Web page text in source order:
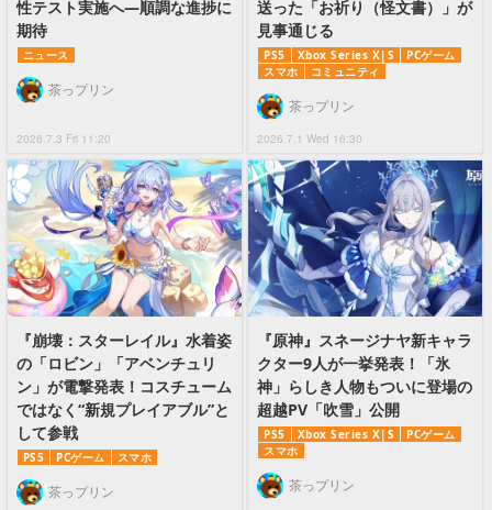
性テスト実施へ―順調な進捗に
期待
ニュース
2026.7.3 Fri 11:20
茶っプリン
送った「お祈り（怪文書）」が
見事通じる
PS5 Xbox Series X|S
PCゲーム
スマホ
コミュニティ
2026.7.1 Wed 16:30
茶っプリン
『崩壊：スターレイル』水着姿
の「ロビン」「アベンチュリ
ン」が電撃発表！コスチューム
ではなく“新規プレイアブル”と
して参戦
PS5 PCゲーム スマホ
茶っプリン
『原神』スネージナヤ新キャラ
クター9人が一挙発表！「氷
神」らしき人物もついに登場の
超越PV「吹雪」公開
PS5 Xbox Series X|S
PCゲーム
スマホ
茶っプリン